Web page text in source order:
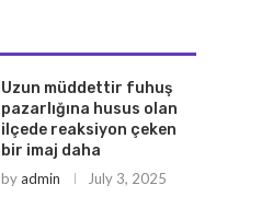
Uzun müddettir fuhuş
pazarlığına husus olan
ilçede reaksiyon çeken
bir imaj daha
byadmin July 3, 2025